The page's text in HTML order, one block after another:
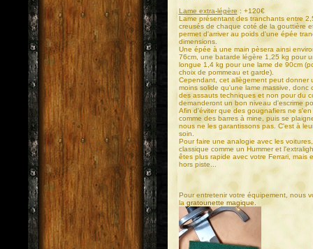
Lame extra-légère: +120€
Lame présentant des tranchants entre
creusés de chaque coté de la gouttière
permet d'arriver au poids d'une épée
dimensions.
Une épée à une main pèsera ainsi
76cm, une batarde légère 1,25 kg pour
longue 1,4 kg pour une lame de 90cm
choix de pommeau et garde).
Cependant, cet allègement peut donner
moins solide qu'une lame massive, donc
des assauts techniques et non pour du
demanderont un bon niveau d'escrime
Afin d'éviter que des gougnafiers ne
comme des barres à mine, puis se
nous ne les garantissons pas. C'est à
soin.
Pour faire une analogie avec les
classique comme un Hummer et
êtes plus rapide avec votre Ferrari, mais
hors piste...
Pour entretenir votre équipement, nous
la gratounette magique.